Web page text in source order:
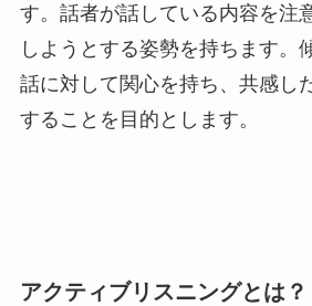
す。話者が話している内容を注
しようとする姿勢を持ちます。
話に対して関心を持ち、共感し
することを目的とします。
アクティブリスニングとは？